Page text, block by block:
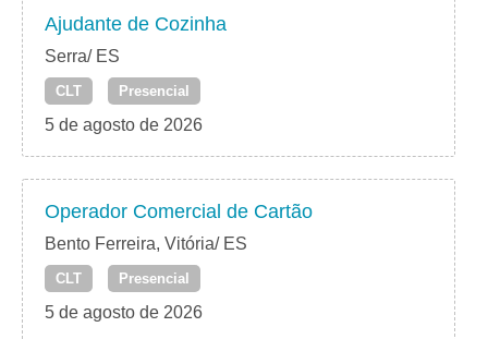
Ajudante de Cozinha
Serra/ ES
CLT Presencial
5 de agosto de 2026
Operador Comercial de Cartão
Bento Ferreira, Vitória/ ES
CLT Presencial
5 de agosto de 2026